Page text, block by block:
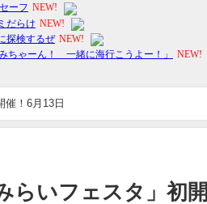
催！6月13日
らいフェスタ」初開